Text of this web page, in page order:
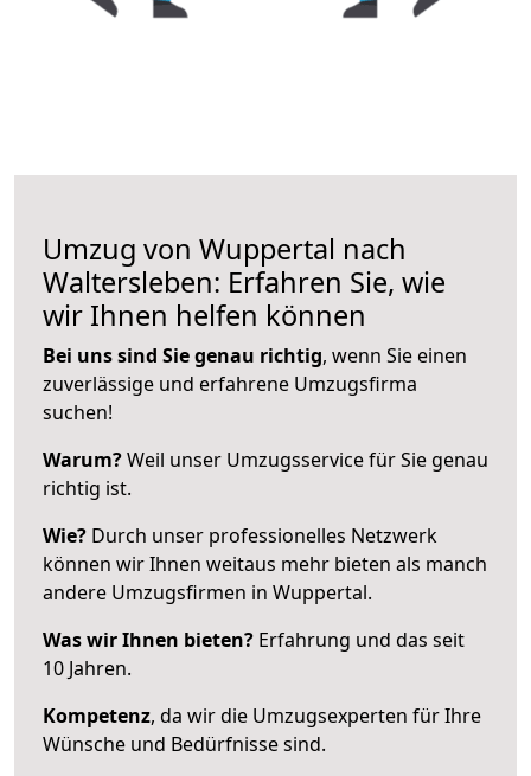
Umzug von Wuppertal nach
Waltersleben: Erfahren Sie, wie
wir Ihnen helfen können
Bei uns sind Sie genau richtig, wenn Sie einen
zuverlässige und erfahrene Umzugsfirma
suchen!
Warum?Weil unser Umzugsservice für Sie genau
richtig ist.
Wie? Durch unser professionelles Netzwerk
können wir Ihnen weitaus mehr bieten als manch
andere Umzugsfirmen in Wuppertal.
Was wir Ihnen bieten? Erfahrung und das seit
10 Jahren.
Kompetenz, da wir die Umzugsexperten für Ihre
Wünsche und Bedürfnisse sind.